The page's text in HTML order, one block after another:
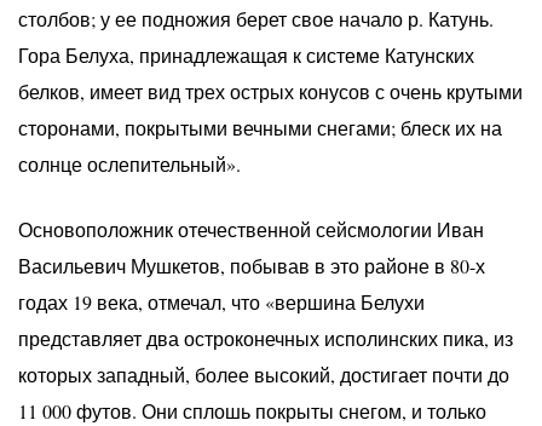
столбов; у ее подножия берет свое начало р. Катунь.
Гора Белуха, принадлежащая к системе Катунских
белков, имеет вид трех острых конусов с очень крутыми
сторонами, покрытыми вечными снегами; блеск их на
солнце ослепительный».
Основоположник отечественной сейсмологии Иван
Васильевич Мушкетов, побывав в это районе в 80-х
годах 19 века, отмечал, что «вершина Белухи
представляет два остроконечных исполинских пика, из
которых западный, более высокий, достигает почти до
11 000 футов. Они сплошь покрыты снегом, и только